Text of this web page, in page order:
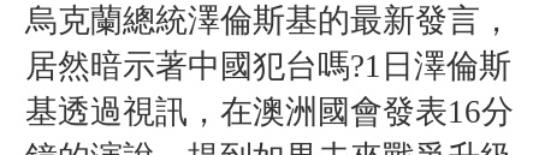
烏克蘭總統澤倫斯基的最新發言，
居然暗示著中國犯台嗎?1日澤倫斯
基透過視訊，在澳洲國會發表16分